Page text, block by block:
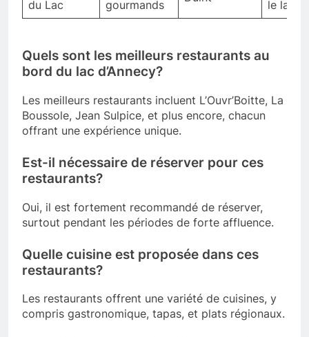
du Lac gourmands le lac
Quels sont les meilleurs restaurants au
bord du lac d’Annecy?
Les meilleurs restaurants incluent L’Ouvr’Boitte, La
Boussole, Jean Sulpice, et plus encore, chacun
offrant une expérience unique.
Est-il nécessaire de réserver pour ces
restaurants?
Oui, il est fortement recommandé de réserver,
surtout pendant les périodes de forte affluence.
Quelle cuisine est proposée dans ces
restaurants?
Les restaurants offrent une variété de cuisines, y
compris gastronomique, tapas, et plats régionaux.